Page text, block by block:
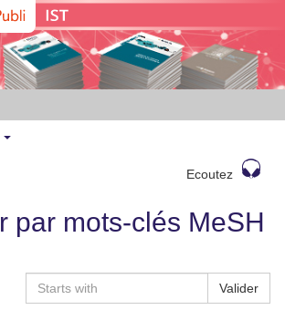
Ecoutez
par mots-clés MeSH
Valider